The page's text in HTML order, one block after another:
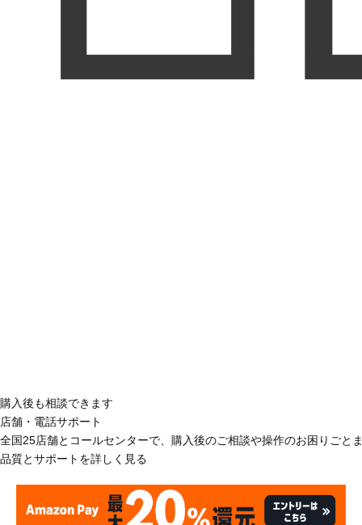
購入後も相談できます
店舗・電話サポート
全国25店舗とコールセンターで、購入後のご相談や操作のお困りごと
品質とサポートを詳しく見る